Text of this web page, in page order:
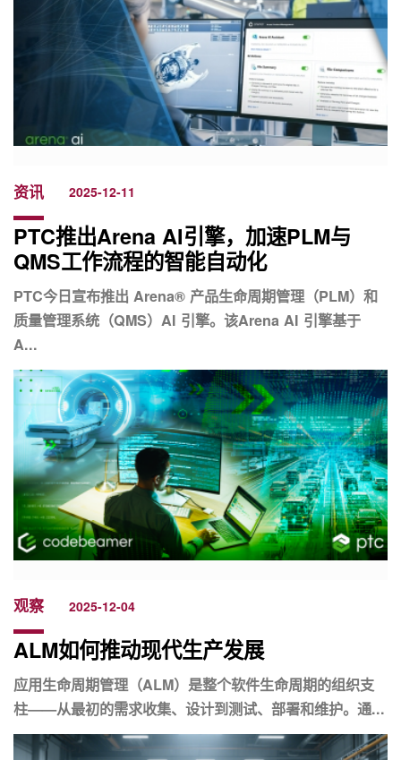
资讯 2025-12-11
PTC推出Arena AI引擎，加速PLM与
QMS工作流程的智能自动化
PTC今日宣布推出 Arena® 产品生命周期管理（PLM）和
质量管理系统（QMS）AI 引擎。该Arena AI 引擎基于
A...
观察 2025-12-04
ALM如何推动现代生产发展
应用生命周期管理（ALM）是整个软件生命周期的组织支
柱——从最初的需求收集、设计到测试、部署和维护。通...